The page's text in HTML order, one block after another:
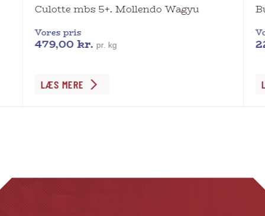
Culotte mbs 5+. Mollendo Wagyu
Vores pris
479,00kr. pr. kg
Dette
kan
LÆS MERE